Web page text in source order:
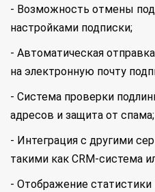
- Возможность отмены
настройками подписки;
- Автоматическая
на электронную почту
- Система проверки
адресов и защита от спама;
- Интеграция с другими
такими как CRM-система
- Отображение статистики